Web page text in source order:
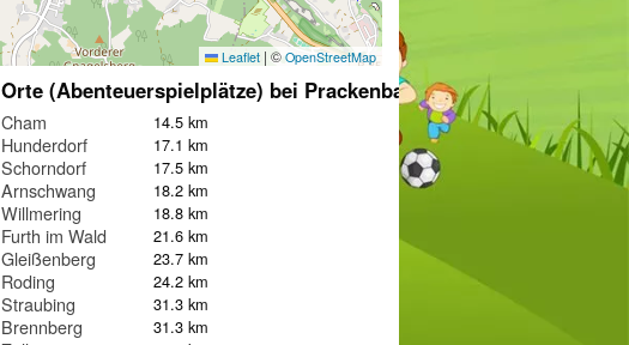
Leaflet | © OpenStreetMap
Orte (Abenteuerspielplätze) bei Prackenbach
Cham 14.5 km
Hunderdorf 17.1 km
Schorndorf 17.5 km
Arnschwang 18.2 km
Willmering 18.8 km
Furth im Wald 21.6 km
Gleißenberg 23.7 km
Roding 24.2 km
Straubing 31.3 km
Brennberg 31.3 km